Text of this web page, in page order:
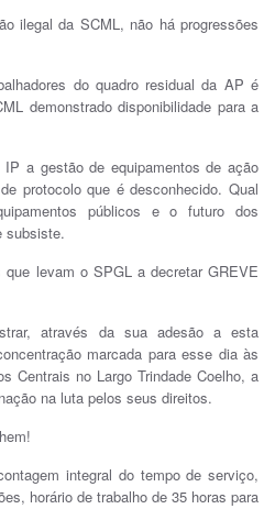
ilegal da SCML, não há progressões
do quadro residual da AP é
demonstrado disponibilidade para a
a gestão de equipamentos de ação
protocolo que é desconhecido. Qual
públicos e o futuro dos
subsiste.
levam o SPGL a decretar GREVE
através da sua adesão a esta
marcada para esse dia às
Centrais no Largo Trindade Coelho, a
na luta pelos seus direitos.
integral do tempo de serviço,
horário de trabalho de 35 horas para